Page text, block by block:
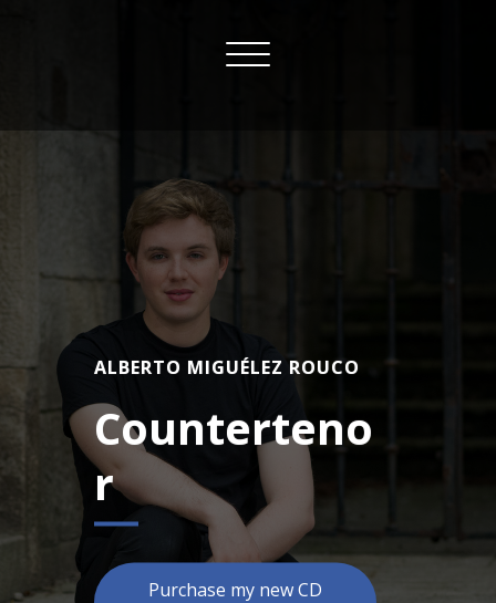
Toggle
ALBERTO MIGUÉLEZ ROUCO
Counterteno
r
Purchase my new CD